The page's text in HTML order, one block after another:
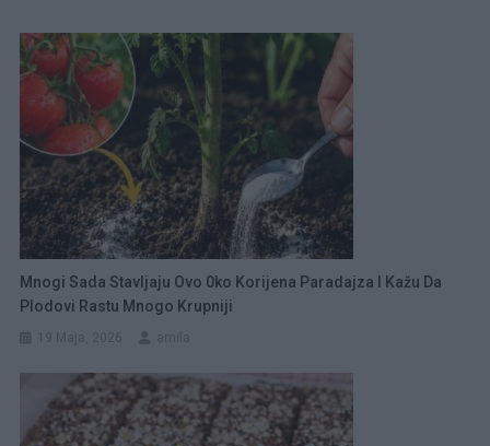
Mnogi Sada Stavljaju Ovo 0ko Korijena Paradajza I Kažu Da
Plodovi Rastu Mnogo Krupniji